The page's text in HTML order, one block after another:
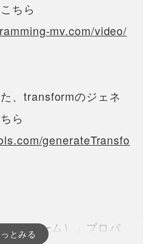
ちら
mv.com/video/
、transformのジェネ
ら
generateTransfo
スフォーム）」プロパ
とみる